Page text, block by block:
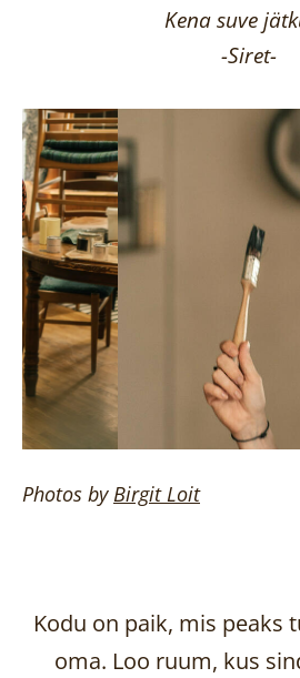
Kena suve
-Siret-
Photos byBirgitLoit
Kodu on paik, mis peaks
oma. Loo ruum, kus